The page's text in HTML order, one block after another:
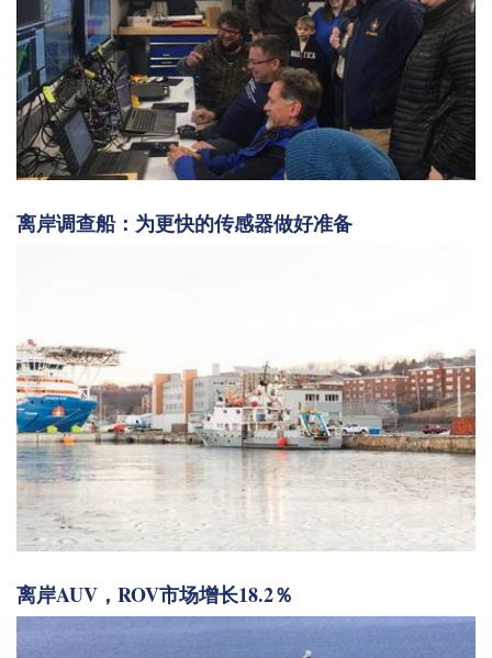
离岸调查船：为更快的传感器做好准备
离岸AUV，ROV市场增长18.2％